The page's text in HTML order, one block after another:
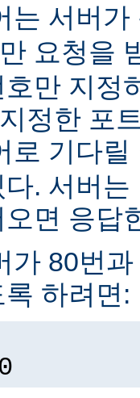
는 서버
요청을
만 지정
정한 포
로 기다
. 서버
면 응답
가 80번
하려면: